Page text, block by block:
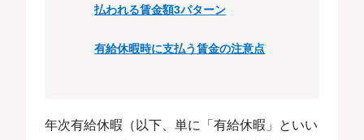
払われる賃金額3パターン
有給休暇時に支払う賃金の注意点
年次有給休暇（以下、単に「有給休暇」といい